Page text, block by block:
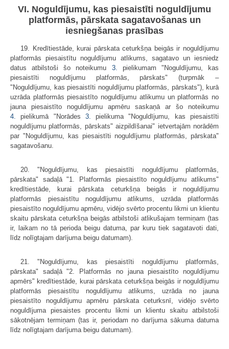
VI. Noguldījumu, kas piesaistīti noguldījumu
platformās, pārskata sagatavošanas un
iesniegšanas prasības
19. Kredītiestāde, kurai pārskata ceturkšņa beigās ir noguldījumu
platformās piesaistītu noguldījumu atlikums, sagatavo un iesniedz
datus atbilstoši šo noteikumu 3.
pielikumam "Noguldījumu, kas
piesaistīti noguldījumu platformās, pārskats" (turpmāk –
"Noguldījumu, kas piesaistīti noguldījumu platformās, pārskats"), kurā
uzrāda platformās piesaistīto noguldījumu atlikumu un platformās no
jauna piesaistīto noguldījumu apmēru saskaņā ar šo noteikumu
4.
pielikumā "Norādes 3.
pielikuma "Noguldījumu, kas piesaistīti
noguldījumu platformās, pārskats" aizpildīšanai" ietvertajām norādēm
par "Noguldījumu, kas piesaistīti noguldījumu platformās, pārskata"
sagatavošanu.
20. "Noguldījumu, kas piesaistīti noguldījumu platformās,
pārskata" sadaļā "1. Platformās piesaistīto noguldījumu atlikums"
kredītiestāde, kurai pārskata ceturkšņa beigās ir noguldījumu
platformās piesaistītu noguldījumu atlikums, uzrāda platformās
piesaistīto noguldījumu apmēru, vidējo svērto procentu likmi un klientu
skaitu pārskata ceturkšņa beigās atbilstoši atlikušajam termiņam (tas
ir, laikam no tā perioda beigu datuma, par kuru tiek sagatavoti dati,
līdz nolīgtajam darījuma beigu datumam).
21. "Noguldījumu, kas piesaistīti noguldījumu platformās,
pārskata" sadaļā "2. Platformās no jauna piesaistīto noguldījumu
apmērs" kredītiestāde, kurai pārskata ceturkšņa beigās ir noguldījumu
platformās piesaistītu noguldījumu atlikums, uzrāda no jauna
piesaistīto noguldījumu apmēru pārskata ceturksnī, vidējo svērto
noguldījuma piesaistes procentu likmi un klientu skaitu atbilstoši
sākotnējam termiņam (tas ir, periodam no darījuma sākuma datuma
līdz nolīgtajam darījuma beigu datumam).